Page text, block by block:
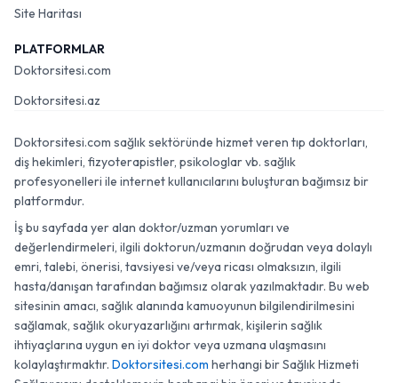
Site Haritası
PLATFORMLAR
Doktorsitesi.com
Doktorsitesi.az
Doktorsitesi.com sağlık sektöründe hizmet veren tıp doktorları,
diş hekimleri, fizyoterapistler, psikologlar vb. sağlık
profesyonelleri ile internet kullanıcılarını buluşturan bağımsız bir
platformdur.
İş bu sayfada yer alan doktor/uzman yorumları ve
değerlendirmeleri, ilgili doktorun/uzmanın doğrudan veya dolaylı
emri, talebi, önerisi, tavsiyesi ve/veya ricası olmaksızın, ilgili
hasta/danışan tarafından bağımsız olarak yazılmaktadır. Bu web
sitesinin amacı, sağlık alanında kamuoyunun bilgilendirilmesini
sağlamak, sağlık okuryazarlığını artırmak, kişilerin sağlık
ihtiyaçlarına uygun en iyi doktor veya uzmana ulaşmasını
kolaylaştırmaktır. Doktorsitesi.com herhangi bir Sağlık Hizmeti